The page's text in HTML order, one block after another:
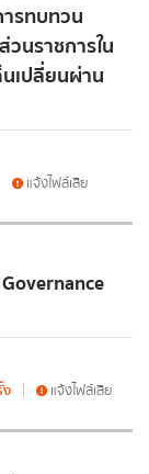
ารทบทวน
นราชการใน
เปลี่ยนผ่าน
แจ้งไฟล์เสีย
แจ้งไฟล์เสีย